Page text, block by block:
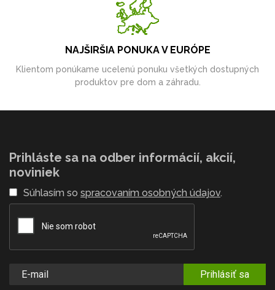
NAJŠIRŠIA PONUKA V EURÓPE
Klientom ponúkame ucelenú ponuku všetkých dostupných
produktov pre dom a záhradu.
Prihláste sa na odber informácií, akcií,
noviniek
Súhlasím so spracovaním osobných údajov.
Prihlásiť sa